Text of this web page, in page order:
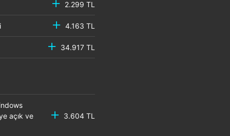
2.299 TL
4.163 TL
34.917 TL
açık ve
3.604 TL